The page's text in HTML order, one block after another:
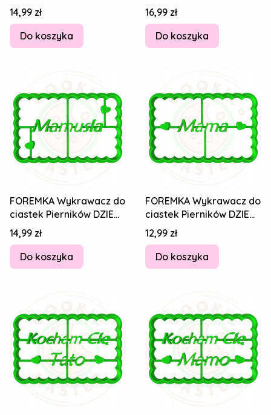
DZIEŃ TATY Ojca Napis
Najlepszy Tata
Cena
14,99 zł
Do koszyka
DZIEŃ MAMY Matki
Najlepsza Mama 8cm
Cena
16,99 zł
Do koszyka
FOREMKA Wykrawacz do
ciastek Pierników DZIEŃ
MAMY Matki Napis
Mamusia 8cm
Cena
14,99 zł
Do koszyka
FOREMKA Wykrawacz do
ciastek Pierników DZIEŃ
MAMY Matki Napis Mama
8cm
Cena
12,99 zł
Do koszyka